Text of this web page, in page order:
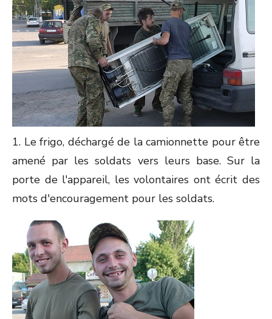
1. Le frigo, déchargé de la camionnette pour être
amené par les soldats vers leurs base. Sur la
porte de l'appareil, les volontaires ont écrit des
mots d'encouragement pour les soldats.